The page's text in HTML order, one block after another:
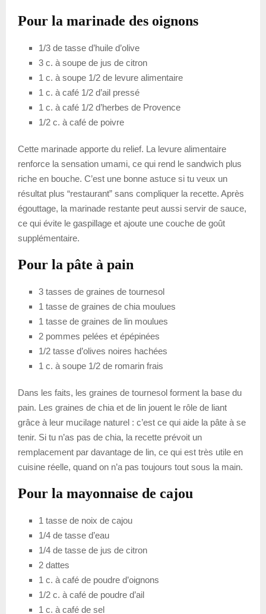
Pour la marinade des oignons
1/3 de tasse d’huile d’olive
3 c. à soupe de jus de citron
1 c. à soupe 1/2 de levure alimentaire
1 c. à café 1/2 d’ail pressé
1 c. à café 1/2 d’herbes de Provence
1/2 c. à café de poivre
Cette marinade apporte du relief. La levure alimentaire
renforce la sensation umami, ce qui rend le sandwich plus
riche en bouche. C’est une bonne astuce si tu veux un
résultat plus “restaurant” sans compliquer la recette. Après
égouttage, la marinade restante peut aussi servir de sauce,
ce qui évite le gaspillage et ajoute une couche de goût
supplémentaire.
Pour la pâte à pain
3 tasses de graines de tournesol
1 tasse de graines de chia moulues
1 tasse de graines de lin moulues
2 pommes pelées et épépinées
1/2 tasse d’olives noires hachées
1 c. à soupe 1/2 de romarin frais
Dans les faits, les graines de tournesol forment la base du
pain. Les graines de chia et de lin jouent le rôle de liant
grâce à leur mucilage naturel : c’est ce qui aide la pâte à se
tenir. Si tu n’as pas de chia, la recette prévoit un
remplacement par davantage de lin, ce qui est très utile en
cuisine réelle, quand on n’a pas toujours tout sous la main.
Pour la mayonnaise de cajou
1 tasse de noix de cajou
1/4 de tasse d’eau
1/4 de tasse de jus de citron
2 dattes
1 c. à café de poudre d’oignons
1/2 c. à café de poudre d’ail
1 c. à café de sel